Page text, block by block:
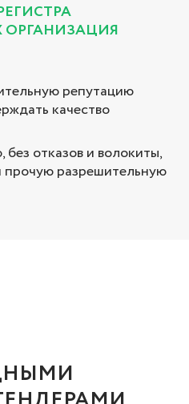
ОРГАНИЗАЦИЯ
репутацию
качество
без отказов и волокиты,
прочую разрешительную